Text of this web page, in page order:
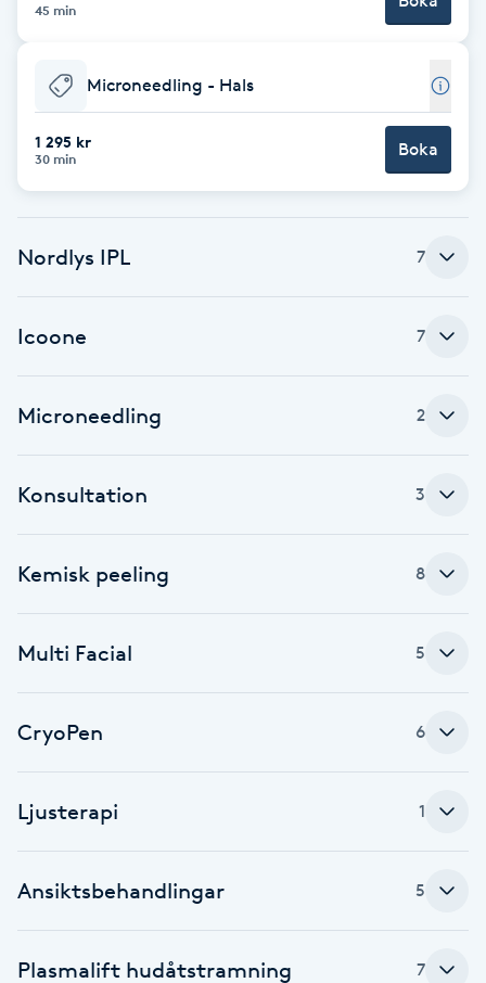
Cryoterapi
D
Damklippning
Dermapen
Diamantslipning
E
Extensions
Extensions borttagning
Eyeliner-tatuering
F
Face framing
Fet hårbotten
Fibromassage
Fillers
45 min
Microneedling - Hals
1 295 kr
30 min Boka
Nordlys IPL 7
Icoone 7
Microneedling 2
Konsultation 3
Kemisk peeling 8
Multi Facial 5
CryoPen 6
Ljusterapi 1
Ansiktsbehandlingar 5
Plasmalift hudåtstramning 7